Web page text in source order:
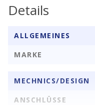
Details
ALLGEMEINES
MARKE
MECHNICS/DESIGN
ANSCHLÜSSE